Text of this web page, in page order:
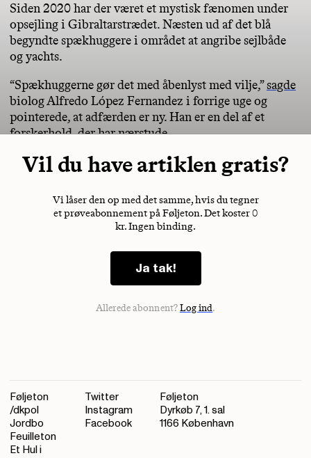
Siden 2020 har der været et mystisk fænomen under
opsejling i Gibraltarstrædet. Næsten ud af det blå
begyndte spækhuggere i området at angribe sejlbåde
og yachts.
“Spækhuggerne gør det med åbenlyst med vilje,”sagde
biolog Alfredo López Fernandez i forrige uge og
pointerede, at adfærden er ny. Han er en del af et
forskerhold, der har nærstude
Vil du have artiklen gratis?
Vi låser den op med det samme, hvis du tegner
et prøveabonnement på Føljeton. Det koster 0
kr. Ingen binding.
Ja tak!
Allerede abonnent?Log ind.
Føljeton
/dkpol
Jordbo
Feuilleton
Et Hul i
Twitter
Instagram
Facebook
Føljeton
Dyrkøb 7, 1. sal
1166 København